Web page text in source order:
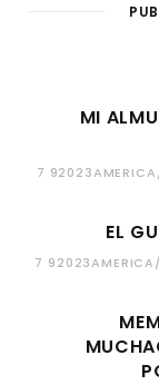
MI
7
EL
7